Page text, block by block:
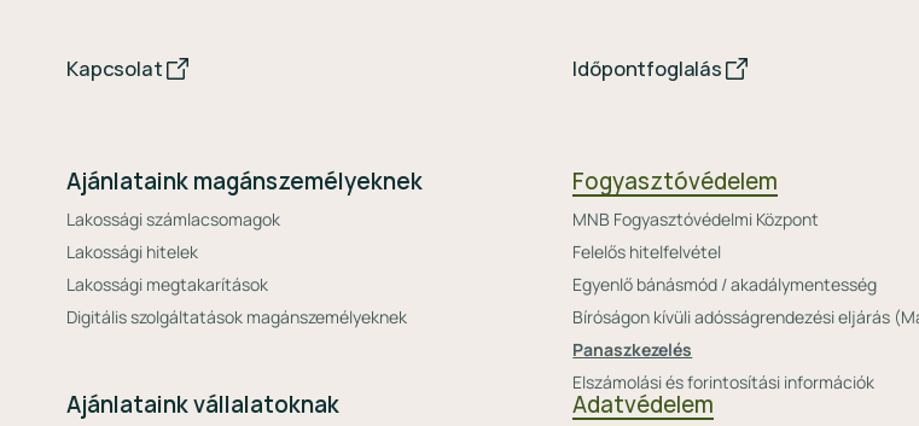
Kapcsolat Időpontfoglalás
Ajánlataink magánszemélyeknek
Lakossági számlacsomagok
Lakossági hitelek
Lakossági megtakarítások
Digitális szolgáltatások magánszemélyeknek
Fogyasztóvédelem
MNB Fogyasztóvédelmi Központ
Felelős hitelfelvétel
Egyenlő bánásmód / akadálymentesség
Bíróságon kívüli adósságrendezési eljárás
Panaszkezelés
Elszámolási és forintosítási információk
Ajánlataink vállalatoknak
Adatvédelem